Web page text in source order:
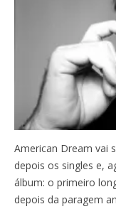
American Dream vai
depois os singles e,
álbum: o primeiro
depois da paragem